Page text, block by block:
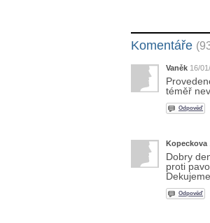
Komentáře
Vaněk 16/
téměř
Odpověď
Kopeckova
Dobry
proti
Odpověď